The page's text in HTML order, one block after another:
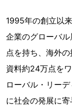
1995年の創立以
企業のグローバ
点を持ち、海外
資料約24万点を
ローバル・リー
に社会の発展に